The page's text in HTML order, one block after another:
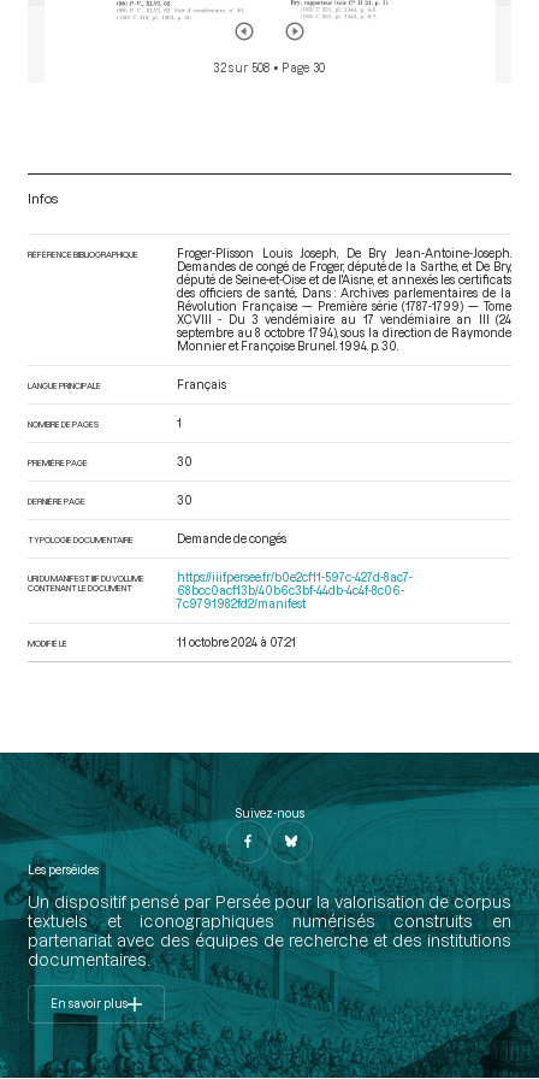
32 sur 508 • Page 30
Infos
RÉFÉRENCE BIBLIOGRAPHIQUE
Froger-Plisson Louis Joseph, De Bry Jean-Antoine-Joseph.
Demandes de congé de Froger, député de la Sarthe, et De Bry,
député de Seine-et-Oise et de l'Aisne, et annexés les certificats
des officiers de santé,. Dans : Archives parlementaires de la
Révolution Française — Première série (1787-1799) — Tome
XCVIII - Du 3 vendémiaire au 17 vendémiaire an III (24
septembre au 8 octobre 1794), sous la direction de Raymonde
Monnier et Françoise Brunel. 1994. p. 30.
LANGUE PRINCIPALE Français
NOMBRE DE PAGES 1
PREMIÈRE PAGE 30
DERNIÈRE PAGE 30
TYPOLOGIE DOCUMENTAIRE Demande de congés
URI DU MANIFEST IIIF DU VOLUME
CONTENANT LE DOCUMENT
https://iiif.persee.fr/b0e2cf11-597c-427d-8ac7-
68bcc0acf13b/40b6c3bf-44db-4c4f-8c06-
7c9791982fd2/manifest
MODIFIÉ LE 11 octobre 2024 à 07:21
Suivez-nous
Les perséides
Un dispositif pensé par Persée pour la valorisation de corpus
textuels et iconographiques numérisés construits en
partenariat avec des équipes de recherche et des institutions
documentaires.
En savoir plus